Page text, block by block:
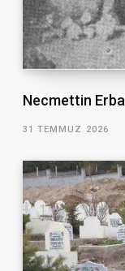
Necmettin
31 TEMMUZ 2026